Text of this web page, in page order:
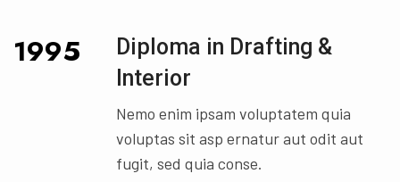
1995
Diploma in Drafting &
Interior
Nemo enim ipsam voluptatem quia
voluptas sit asp ernatur aut odit aut
fugit, sed quia conse.